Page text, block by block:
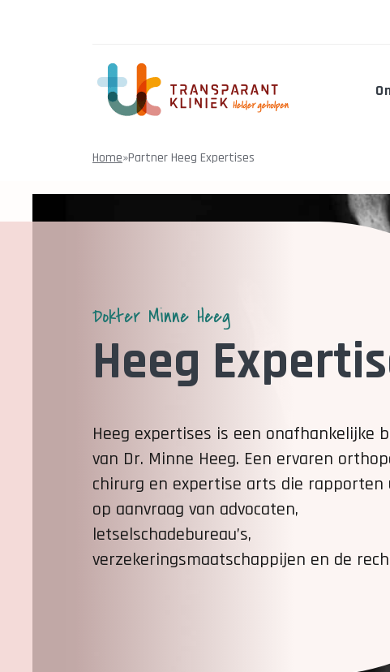
Home»Partner Heeg Expertises
Dokter Minne Heeg
Heeg
Heeg expertises is een onafhankelijke
van Dr. Minne Heeg. Een ervaren
chirurg en expertise arts die
op aanvraag van advocaten,
letselschadebureau’s,
verzekeringsmaatschappijen en de